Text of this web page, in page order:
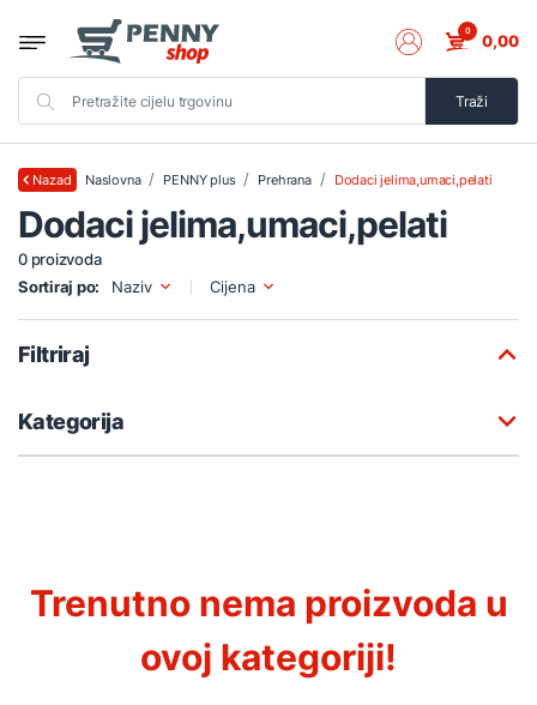
Traži
0 0,00
Nazad Naslovna PENNY plus Prehrana Dodaci jelima,umaci,pelati
Dodaci jelima,umaci,pelati
0 proizvoda
Sortiraj po:
Naziv Cijena
Filtriraj
Kategorija
Trenutno nema proizvoda u
ovoj kategoriji!